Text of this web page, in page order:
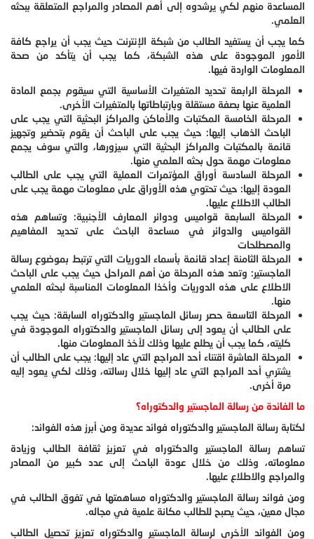
المساعدة منهم لكي يرشدوه إلى أهم المصادر والمراجع المتعلقة ببحثه
العلمي.
كما يجب أن يستفيد الطالب من شبكة الإنترنت حيث يجب أن يراجع كافة
الأمور الموجودة على هذه الشبكة، كما يجب أن يتأكد من صحة
المعلومات الواردة فيها.
المرحلة الرابعة تحديد المتغيرات الأساسية التي سيقوم بجمع المادة
العلمية عنها بصفة مستقلة وبارتباطاتها بالمتغيرات الأخرى.
المرحلة الخامسة المكتبات والأماكن والمراكز البحثية التي يجب على
الباحث الذهاب إليها: حيث يجب على الباحث أن يقوم بتحضير وتجهيز
قائمة بالمكتبات والمراكز البحثية التي سيزورها، والتي سوف يجمع
معلومات مهمة حول بحثه العلمي منها.
المرحلة السادسة أوراق المؤتمرات العملية التي يجب على الطالب
العودة إليها: حيث تحتوي هذه الأوراق على معلومات مهمة يجب على
الطالب الاطلاع عليها.
المرحلة السابعة قواميس ودوائر المعارف الأجنبية: وتساهم هذه
القواميس والدوائر في مساعدة الباحث على تحديد المفاهيم
والمصطلحات
المرحلة الثامنة إعداد قائمة بأسماء الدوريات التي ترتبط بموضوع رسالة
الماجستير: وتعد هذه المرحلة من أهم المراحل حيث يجب على الباحث
الاطلاع على هذه الدوريات وأخذا المعلومات المناسبة لبحثه العلمي
منها.
المرحلة التاسعة حصر رسائل الماجستير والدكتوراه السابقة: حيث يجب
على الطالب أن يعود إلى رسائل الماجستير والدكتوراه الموجودة في
كليته، كما يجب أن يطلع عليها وذلك لأخذ المعلومات منها.
المرحلة العاشرة اقتناء أحد المراجع التي عاد إليها: يجب على الطالب أن
يشتري أحد المراجع التي عاد إليها خلال رسالته، وذلك لكي يعود إليه
مرة أخرى.
ما الفائدة من رسالة الماجستير والدكتوراه؟
لكتابة رسالة الماجستير والدكتوراه فوائد عديدة ومن أبرز هذه الفوائد:
تساهم رسالة الماجستير والدكتوراه في تعزيز ثقافة الطالب وزيادة
معلوماته، وذلك من خلال عودة الباحث إلى عدد كبير من المصادر
والمراجع والاطلاع عليها.
ومن فوائد رسالة الماجستير والدكتوراه مساهمتها في تفوق الطالب في
مجال معين، حيث يصبح للطالب مكانة علمية في مجاله.
ومن الفوائد الأخرى لرسالة الماجستير والدكتوراه تعزيز تحصيل الطالب